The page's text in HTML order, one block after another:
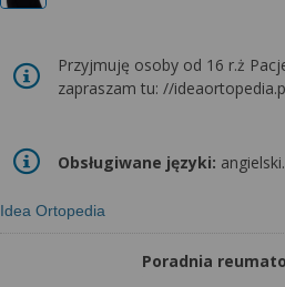
Idea Ortopedia
Przyjmuję osoby od 16 r.ż
zapraszam tu: //
Obsługiwane języki: angielski.
Poradnia